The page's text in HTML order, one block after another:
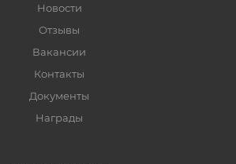
Новости
Отзывы
Вакансии
Контакты
Документы
Награды